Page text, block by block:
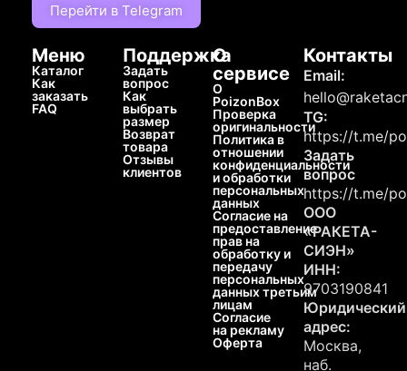
Перейти в Telegram
Меню
Каталог
Как
заказать
FAQ
Поддержка
Задать
вопрос
Как
выбрать
размер
Возврат
товара
Отзывы
клиентов
О
сервисе
О
PoizonBox
Проверка
оригинальности
Политика в
отношении
конфиденциальности
и обработки
персональных
данных
Согласие на
предоставление
прав на
обработку и
передачу
персональных
данных третьим
лицам
Согласие
на рекламу
Оферта
Контакты
Email:
TG:
https://t.me/
Задать
вопрос
https://t.me/
ООО
«РАКЕТА-
СИЭН»
ИНН:
9703190841
Юридический
адрес:
Москва,
наб.